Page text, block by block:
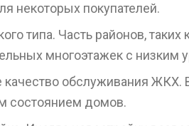
некоторых покупателей.
типа. Часть районов,
многоэтажек с низким
обслуживания ЖКХ.
состоянием домов.